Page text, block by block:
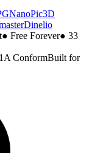
NanoPic3D
Dinelio
● Free Forever● 33
ConformBuilt for